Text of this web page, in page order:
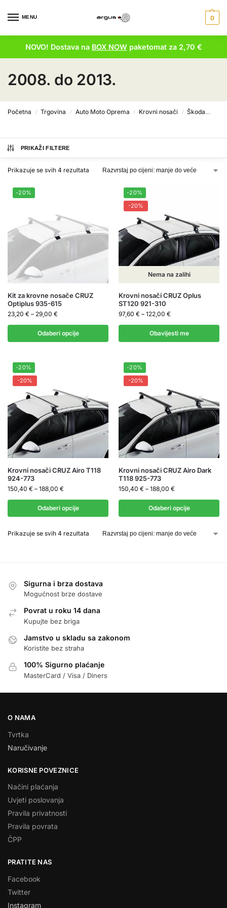
MENU 0
NOVO! Dostava na BOX NOWpaketomat za 2,70 €
2008. do 2013.
Početna / Trgovina / Auto Moto Oprema / Krovni nosači / Škoda
PRIKAŽI FILTERE
Prikazuje se svih 4 rezultata
-20%
Kit za krovne nosače CRUZ
Optiplus 935-615
23,20 € – 29,00 €
Odaberi opcije
-20%
-20%
Nema na zalihi
Krovni nosači CRUZ Oplus
ST120 921-310
97,60 € – 122,00 €
Obavijesti me
-20%
-20%
Krovni nosači CRUZ Airo T118
924-773
150,40 € – 188,00 €
Odaberi opcije
-20%
-20%
Krovni nosači CRUZ Airo Dark
T118 925-773
150,40 € – 188,00 €
Odaberi opcije
Prikazuje se svih 4 rezultata
Sigurna i brza dostava
Mogućnost brze dostave
Povrat u roku 14 dana
Kupujte bez briga
Jamstvo u skladu sa zakonom
Koristite bez straha
100% Sigurno plaćanje
MasterCard / Visa / Diners
O NAMA
Tvrtka
Naručivanje
KORISNE POVEZNICE
Načini plaćanja
Uvjeti poslovanja
Pravila privatnosti
Pravila povrata
ČPP
PRATITE NAS
Facebook
Twitter
Instagram